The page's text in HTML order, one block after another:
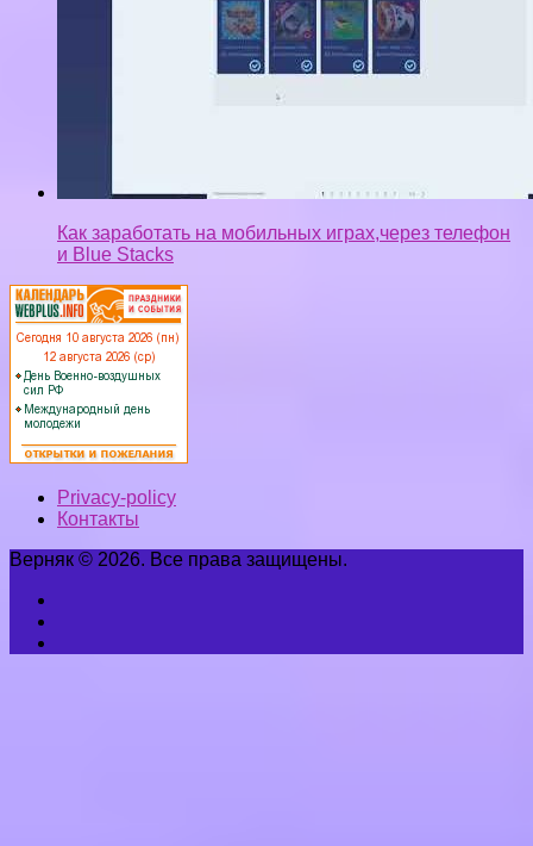
Как заработать на мобильных играх,через телефон
и Blue Stacks
Privacy-policy
Контакты
Верняк © 2026. Все права защищены.